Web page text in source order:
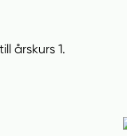
årskurs 1.